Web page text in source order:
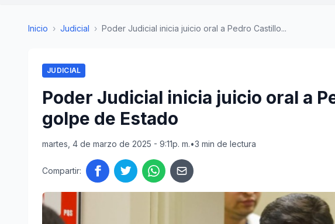
Inicio › Judicial › Poder Judicial inicia juicio oral a Pedro Castillo...
JUDICIAL
Poder Judicial inicia juicio oral a
golpe de Estado
martes, 4 de marzo de 2025 - 9:11p. m.•3 min de lectura
Compartir: